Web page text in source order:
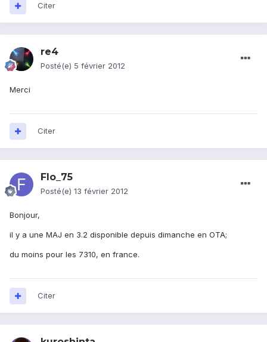
Citer
re4
Posté(e) 5 février 2012
Merci
Citer
Flo_75
Posté(e) 13 février 2012
Bonjour,
il y a une MAJ en 3.2 disponible depuis dimanche en OTA;
du moins pour les 7310, en france.
Citer